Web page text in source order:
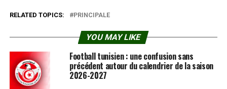
RELATED TOPICS: PRINCIPALE
YOU MAY LIKE
Football tunisien : une confusion sans
précédent autour du calendrier de la saison
2026-2027